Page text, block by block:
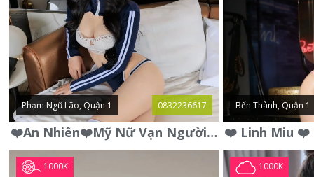
Phạm Ngũ Lão, Quận 1 0832236617
❤️An Nhiên❤️Mỹ Nữ Vạn Người Mê,Da Trắng, Mặt Xynh, Đẹp Từng
Bến Thành, Quận 1
1000K 1000K